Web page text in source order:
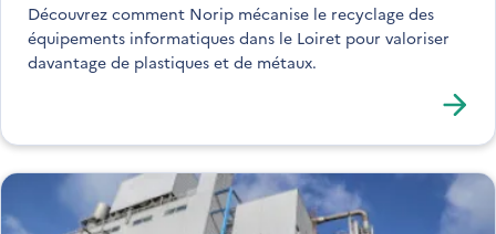
Découvrez comment Norip mécanise le recyclage des
équipements informatiques dans le Loiret pour valoriser
davantage de plastiques et de métaux.